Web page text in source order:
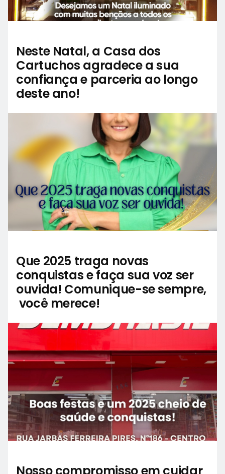
Neste Natal, a Casa dos
Cartuchos agradece a sua
confiança e parceria ao longo
deste ano!
Que 2025 traga novas
conquistas e faça sua voz ser
ouvida! Comunique-se sempre,
você merece!
Nosso compromisso em cuidar